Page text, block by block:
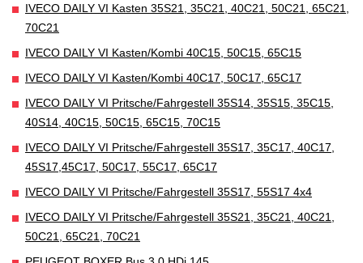
IVECO DAILY VI Kasten 35S21, 35C21, 40C21, 50C21, 65C21,
70C21
IVECO DAILY VI Kasten/Kombi 40C15, 50C15, 65C15
IVECO DAILY VI Kasten/Kombi 40C17, 50C17, 65C17
IVECO DAILY VI Pritsche/Fahrgestell 35S14, 35S15, 35C15,
40S14, 40C15, 50C15, 65C15, 70C15
IVECO DAILY VI Pritsche/Fahrgestell 35S17, 35C17, 40C17,
45S17,45C17, 50C17, 55C17, 65C17
IVECO DAILY VI Pritsche/Fahrgestell 35S17, 55S17 4x4
IVECO DAILY VI Pritsche/Fahrgestell 35S21, 35C21, 40C21,
50C21, 65C21, 70C21